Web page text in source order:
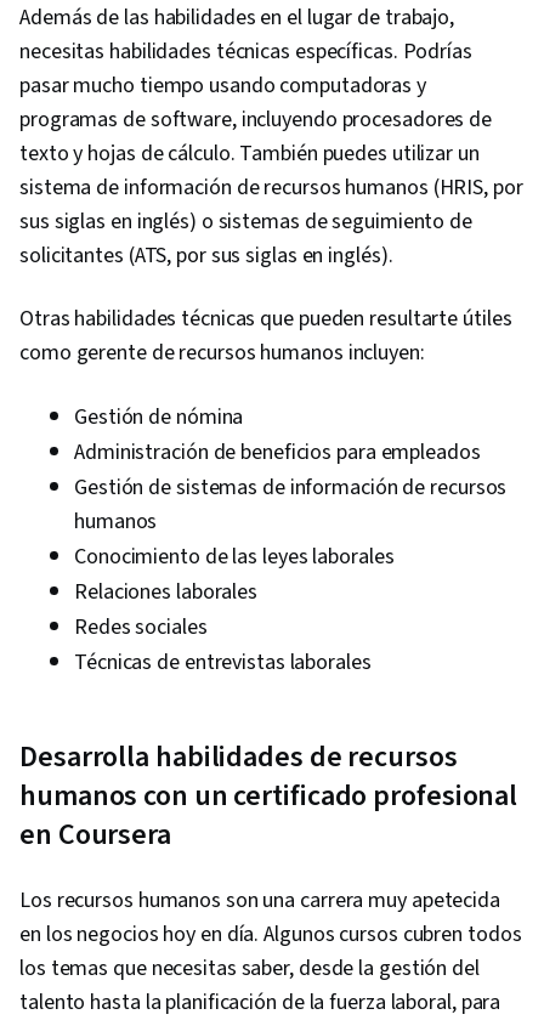
Además de las habilidades en el lugar de trabajo,
necesitas habilidades técnicas específicas. Podrías
pasar mucho tiempo usando computadoras y
programas de software, incluyendo procesadores de
texto y hojas de cálculo. También puedes utilizar un
sistema de información de recursos humanos (HRIS, por
sus siglas en inglés) o sistemas de seguimiento de
solicitantes (ATS, por sus siglas en inglés).
Otras habilidades técnicas que pueden resultarte útiles
como gerente de recursos humanos incluyen:
Gestión de nómina
Administración de beneficios para empleados
Gestión de sistemas de información de recursos
humanos
Conocimiento de las leyes laborales
Relaciones laborales
Redes sociales
Técnicas de entrevistas laborales
Desarrolla habilidades de recursos
humanos con un certificado profesional
en Coursera
Los recursos humanos son una carrera muy apetecida
en los negocios hoy en día. Algunos cursos cubren todos
los temas que necesitas saber, desde la gestión del
talento hasta la planificación de la fuerza laboral, para